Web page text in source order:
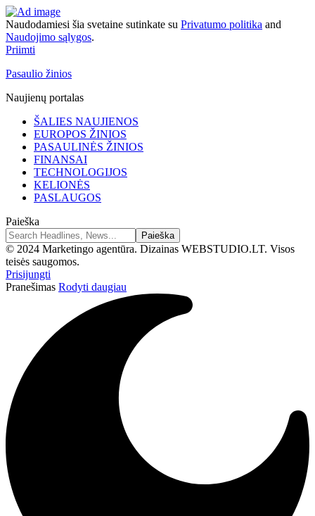
Naudodamiesi šia svetaine sutinkate su Privatumo politika and
Naudojimo sąlygos.
Priimti
Pasaulio žinios
Naujienų portalas
ŠALIES NAUJIENOS
EUROPOS ŽINIOS
PASAULINĖS ŽINIOS
FINANSAI
TECHNOLOGIJOS
KELIONĖS
PASLAUGOS
Paieška
© 2024 Marketingo agentūra. Dizainas WEBSTUDIO.LT. Visos
teisės saugomos.
Prisijungti
Pranešimas Rodyti daugiau